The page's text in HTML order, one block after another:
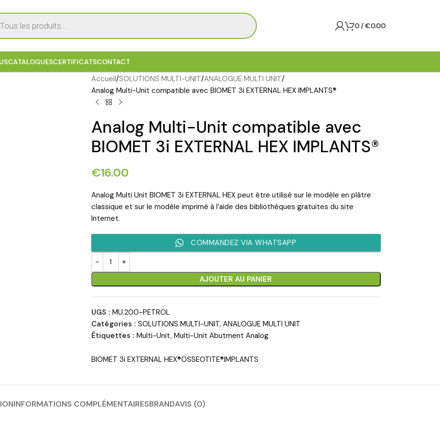
0 /€0.00
CATALOGUESCERTIFICATSCONTACT
Accueil SOLUTIONS MULTI-UNIT ANALOGUE MULTI UNIT
Analog Multi-Unit compatible avec BIOMET 3i EXTERNAL HEX IMPLANTS®
Analog Multi-Unit compatible avec
BIOMET 3i EXTERNAL HEX IMPLANTS®
€16.00
Analog Multi Unit BIOMET 3i EXTERNAL HEX peut être utilisé sur le modèle en plâtre
classique et sur le modèle imprimé à l’aide des bibliothèques gratuites du site
Internet.
AJOUTER AU PANIER
COMMANDEZ VIA WHATSAPP
UGS : MU.200-PETROL
Catégories : SOLUTIONS MULTI-UNIT, ANALOGUE MULTI UNIT
Étiquettes : Multi-Unit, Multi-Unit Abutment Analog
BIOMET 3i EXTERNAL HEX®OSSEOTITE®IMPLANTS
INFORMATIONS COMPLÉMENTAIRESBRANDAVIS (0)